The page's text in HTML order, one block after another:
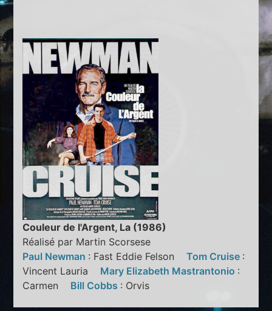
Couleur de l'Argent, La (1986)
Réalisé par Martin Scorsese
Paul Newman : Fast Eddie FelsonTom Cruise :
Vincent Lauria Mary Elizabeth Mastrantonio :
Carmen Bill Cobbs : Orvis